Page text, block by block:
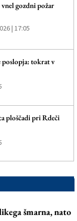
gozdni požar
| 17:05
poslopja: tokrat v
ploščadi pri Rdeči
šmarna, nato